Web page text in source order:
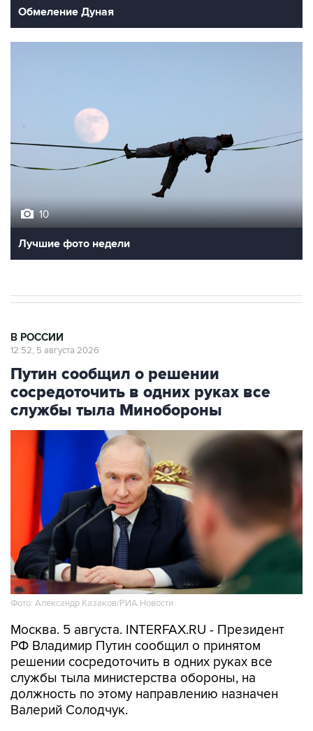
Обмеление Дуная
10
Лучшие фото недели
В РОССИИ
12:52, 5 августа 2026
Путин сообщил о решении
сосредоточить в одних руках все
службы тыла Минобороны
Фото: Александр Казаков/РИА Новости
Москва. 5 августа. INTERFAX.RU - Президент
РФ Владимир Путин сообщил о принятом
решении сосредоточить в одних руках все
службы тыла министерства обороны, на
должность по этому направлению назначен
Валерий Солодчук.